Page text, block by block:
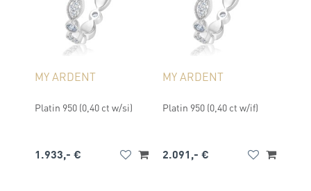
MY ARDENT
Platin 950 (0,40 ct w/si)
1.933,- €
MY ARDENT
Platin 950 (0,40 ct w/if)
2.091,- €